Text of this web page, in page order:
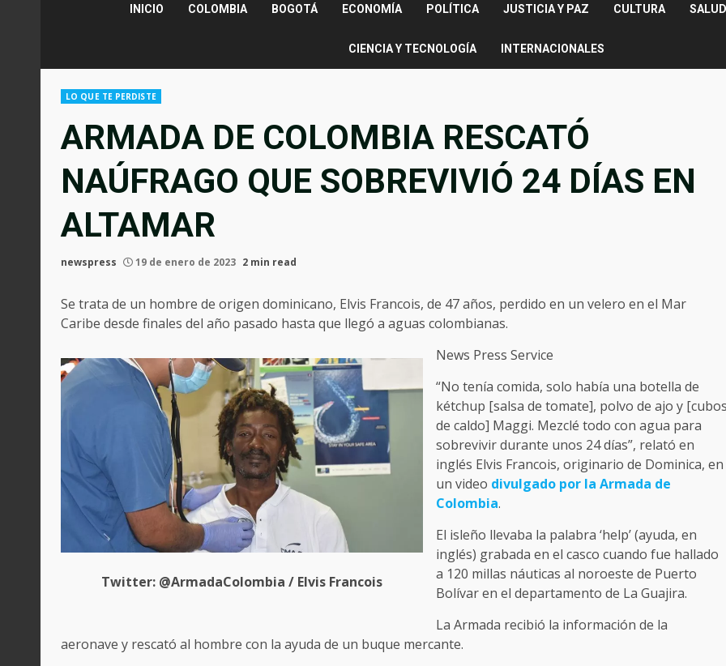
INICIO COLOMBIA BOGOTÁ ECONOMÍA POLÍTICA JUSTICIA Y PAZ CULTURA
CIENCIA Y TECNOLOGÍA INTERNACIONALES
LO QUE TE PERDISTE
ARMADA DE COLOMBIA RESCATÓ
NAÚFRAGO QUE SOBREVIVIÓ 24 DÍAS EN
ALTAMAR
newspress 19 de enero de 2023 2 min read
Se trata de un hombre de origen dominicano, Elvis Francois, de 47 años, perdido en un velero en el Mar
Caribe desde finales del año pasado hasta que llegó a aguas colombianas.
Twitter: @ArmadaColombia / Elvis Francois
News Press Service
“No tenía comida, solo había una botella de
kétchup [salsa de tomate], polvo de ajo y
de caldo] Maggi. Mezclé todo con agua para
sobrevivir durante unos 24 días”, relató en
inglés Elvis Francois, originario de Dominica, en
un video divulgado por la Armada de
Colombia.
El isleño llevaba la palabra ‘help’ (ayuda, en
inglés) grabada en el casco cuando fue hallado
a 120 millas náuticas al noroeste de Puerto
Bolívar en el departamento de La Guajira.
La Armada recibió la información de la
aeronave y rescató al hombre con la ayuda de un buque mercante.